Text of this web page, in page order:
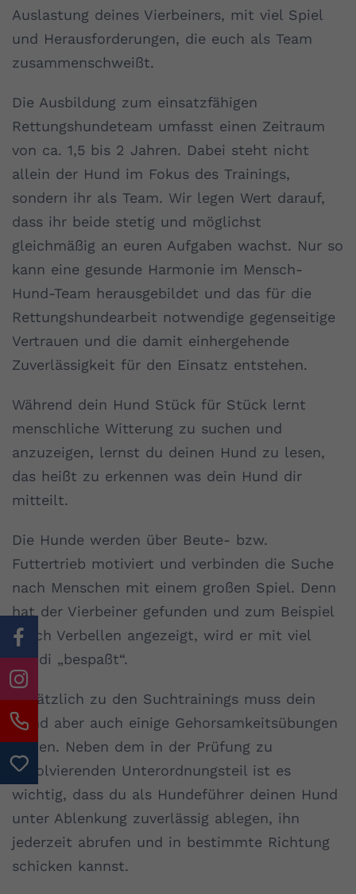
Auslastung deines Vierbeiners, mit viel Spiel
und Herausforderungen, die euch als Team
zusammenschweißt.
Die Ausbildung zum einsatzfähigen
Rettungshundeteam umfasst einen Zeitraum
von ca. 1,5 bis 2 Jahren. Dabei steht nicht
allein der Hund im Fokus des Trainings,
sondern ihr als Team. Wir legen Wert darauf,
dass ihr beide stetig und möglichst
gleichmäßig an euren Aufgaben wachst. Nur so
kann eine gesunde Harmonie im Mensch-
Hund-Team herausgebildet und das für die
Rettungshundearbeit notwendige gegenseitige
Vertrauen und die damit einhergehende
Zuverlässigkeit für den Einsatz entstehen.
Während dein Hund Stück für Stück lernt
menschliche Witterung zu suchen und
anzuzeigen, lernst du deinen Hund zu lesen,
das heißt zu erkennen was dein Hund dir
mitteilt.
Die Hunde werden über Beute- bzw.
Futtertrieb motiviert und verbinden die Suche
nach Menschen mit einem großen Spiel. Denn
hat der Vierbeiner gefunden und zum Beispiel
durch Verbellen angezeigt, wird er mit viel
Gaudi „bespaßt“.
Zusätzlich zu den Suchtrainings muss dein
Hund aber auch einige Gehorsamkeitsübungen
lernen. Neben dem in der Prüfung zu
absolvierenden Unterordnungsteil ist es
wichtig, dass du als Hundeführer deinen Hund
unter Ablenkung zuverlässig ablegen, ihn
jederzeit abrufen und in bestimmte Richtung
schicken kannst.